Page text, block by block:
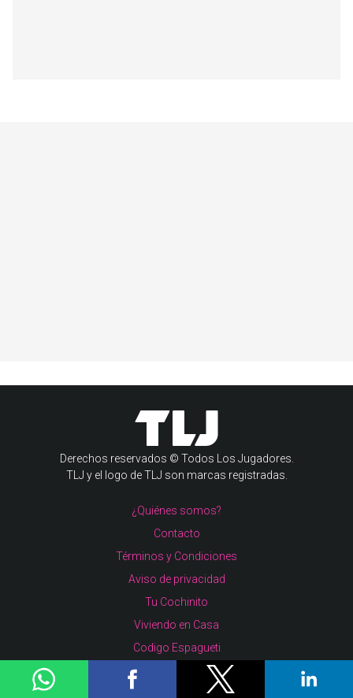
Derechos reservados © Todos Los Jugadores.
TLJ y el logo de TLJ son marcas registradas.
¿Quiénes somos?
Contacto
Términos y Condiciones
Aviso de privacidad
Tu Cochinito
Viviendo en Casa
Codigo Espagueti
Plumas Atómicas